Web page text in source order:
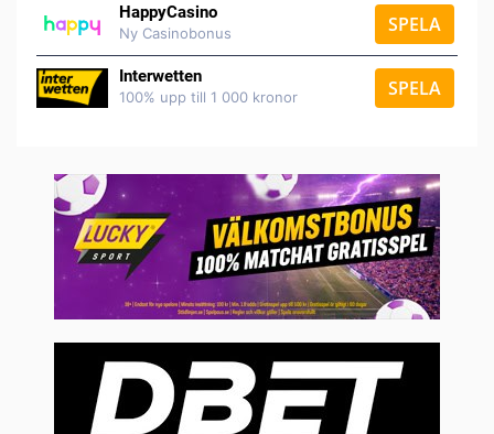
HappyCasino
Ny Casinobonus SPELA
Interwetten
100% upp till 1 000 kronor SPELA